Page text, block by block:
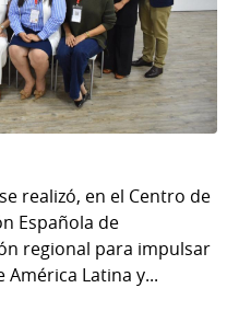
realizó, en el Centro de
Española de
regional para impulsar
Latina y...